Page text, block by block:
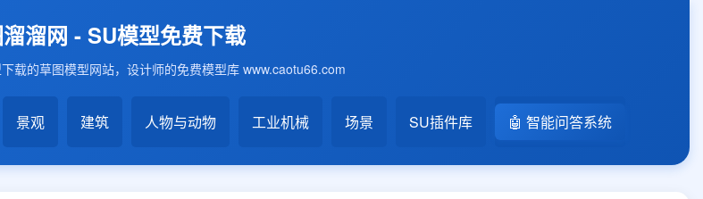
溜网 - SU模型免费下载
载的草图模型网站，设计师的免费模型库 www.caotu66.com
景观 建筑 人物与动物 工业机械 场景 SU插件库 🤖 智能问答系统